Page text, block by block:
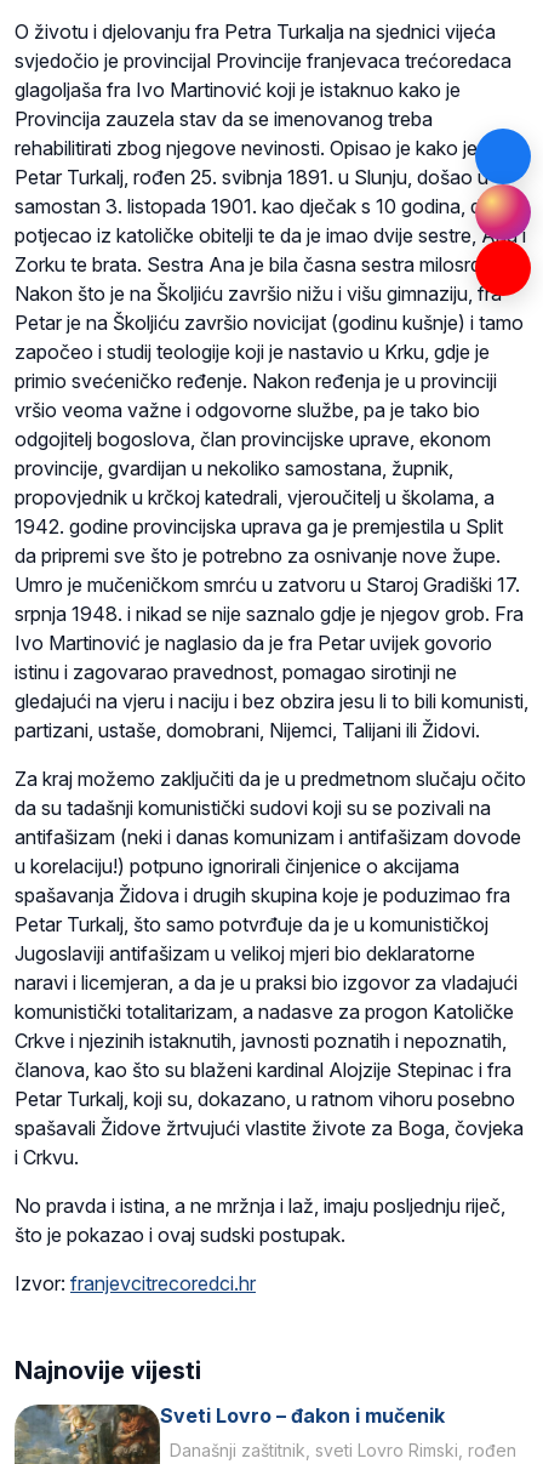
O životu i djelovanju fra Petra Turkalja na sjednici vijeća
svjedočio je provincijal Provincije franjevaca trećoredaca
glagoljaša fra Ivo Martinović koji je istaknuo kako je
Provincija zauzela stav da se imenovanog treba
rehabilitirati zbog njegove nevinosti. Opisao je kako je fra
Petar Turkalj, rođen 25. svibnja 1891. u Slunju, došao u
samostan 3. listopada 1901. kao dječak s 10 godina, da je
potjecao iz katoličke obitelji te da je imao dvije sestre, Anu i
Zorku te brata. Sestra Ana je bila časna sestra milosrdnica.
Nakon što je na Školjiću završio nižu i višu gimnaziju, fra
Petar je na Školjiću završio novicijat (godinu kušnje) i tamo
započeo i studij teologije koji je nastavio u Krku, gdje je
primio svećeničko ređenje. Nakon ređenja je u provinciji
vršio veoma važne i odgovorne službe, pa je tako bio
odgojitelj bogoslova, član provincijske uprave, ekonom
provincije, gvardijan u nekoliko samostana, župnik,
propovjednik u krčkoj katedrali, vjeroučitelj u školama, a
1942. godine provincijska uprava ga je premjestila u Split
da pripremi sve što je potrebno za osnivanje nove župe.
Umro je mučeničkom smrću u zatvoru u Staroj Gradiški 17.
srpnja 1948. i nikad se nije saznalo gdje je njegov grob. Fra
Ivo Martinović je naglasio da je fra Petar uvijek govorio
istinu i zagovarao pravednost, pomagao sirotinji ne
gledajući na vjeru i naciju i bez obzira jesu li to bili komunisti,
partizani, ustaše, domobrani, Nijemci, Talijani ili Židovi.
Za kraj možemo zaključiti da je u predmetnom slučaju očito
da su tadašnji komunistički sudovi koji su se pozivali na
antifašizam (neki i danas komunizam i antifašizam dovode
u korelaciju!) potpuno ignorirali činjenice o akcijama
spašavanja Židova i drugih skupina koje je poduzimao fra
Petar Turkalj, što samo potvrđuje da je u komunističkoj
Jugoslaviji antifašizam u velikoj mjeri bio deklaratorne
naravi i licemjeran, a da je u praksi bio izgovor za vladajući
komunistički totalitarizam, a nadasve za progon Katoličke
Crkve i njezinih istaknutih, javnosti poznatih i nepoznatih,
članova, kao što su blaženi kardinal Alojzije Stepinac i fra
Petar Turkalj, koji su, dokazano, u ratnom vihoru posebno
spašavali Židove žrtvujući vlastite živote za Boga, čovjeka
i Crkvu.
No pravda i istina, a ne mržnja i laž, imaju posljednju riječ,
što je pokazao i ovaj sudski postupak.
Izvor: franjevcitrecoredci.hr
Najnovije vijesti
Sveti Lovro – đakon i mučenik
Današnji zaštitnik, sveti Lovro Rimski, rođen